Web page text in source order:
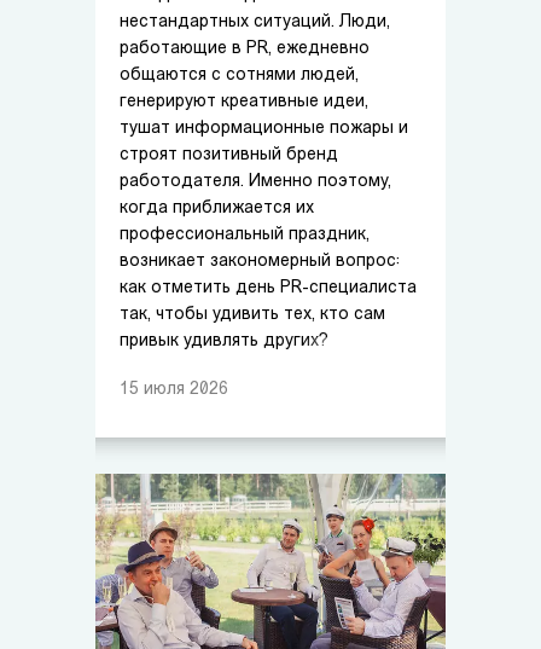
нестандартных ситуаций. Люди,
работающие в PR, ежедневно
общаются с сотнями людей,
генерируют креативные идеи,
тушат информационные пожары и
строят позитивный бренд
работодателя. Именно поэтому,
когда приближается их
профессиональный праздник,
возникает закономерный вопрос:
как отметить день PR-специалиста
так, чтобы удивить тех, кто сам
привык удивлять других?
15 июля 2026